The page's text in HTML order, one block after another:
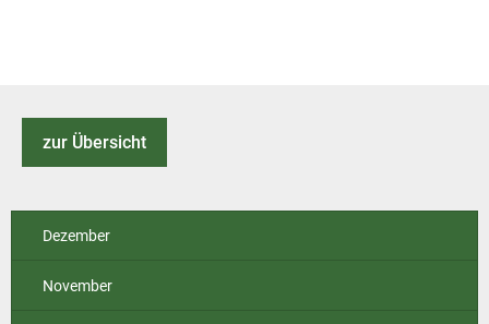
zur Übersicht
Dezember
November